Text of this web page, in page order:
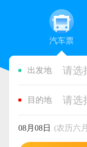
汽车票
出发地 请选
目的地 请选
08月08日 (农历六